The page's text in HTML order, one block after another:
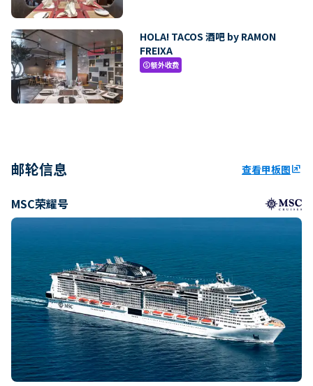
HOLA! TACOS 酒吧 by RAMON
FREIXA
paid额外收费
邮轮信息 查看甲板图ungroup
MSC荣耀号